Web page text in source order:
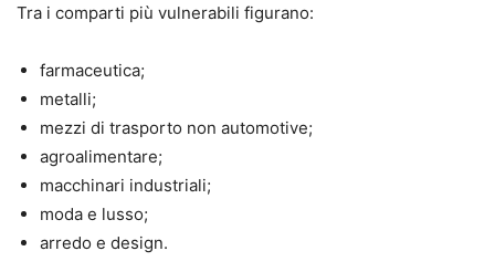
Tra i comparti più vulnerabili figurano:
farmaceutica;
metalli;
mezzi di trasporto non automotive;
agroalimentare;
macchinari industriali;
moda e lusso;
arredo e design.